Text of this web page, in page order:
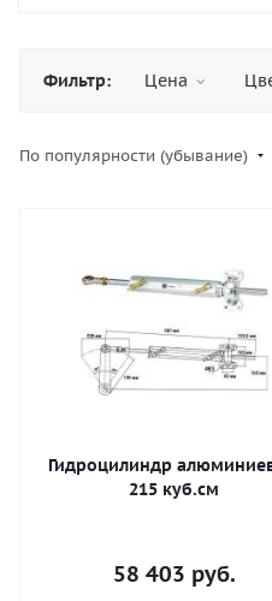
Фильтр: Цена
По популярности (убывание)
Гидроцилиндр
215 куб.см
58 403 руб.